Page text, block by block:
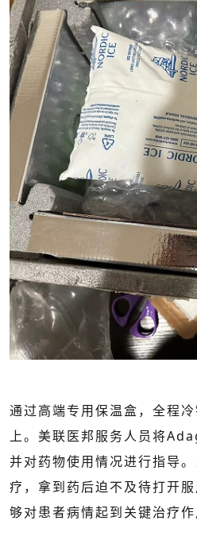
通过高端专用保温盒，全程
上。美联医邦服务人员将
并对药物使用情况进行指导
疗， 拿到药后迫不及待打开
够对患者病情起到关键治疗作